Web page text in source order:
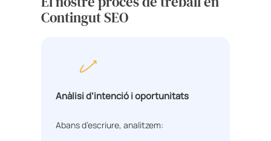
Contingut SEO
Anàlisi d’intenció i oportunitats
Abans d’escriure, analitzem: